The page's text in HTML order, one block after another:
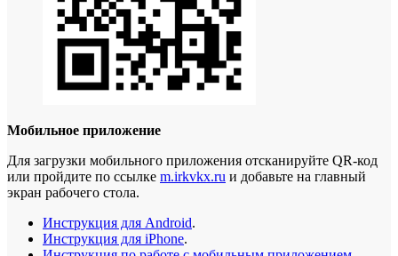
Мобильное приложение
Для загрузки мобильного приложения отсканируйте QR-код
или пройдите по ссылке m.irkvkx.ru и добавьте на главный
экран рабочего стола.
Инструкция для Android.
Инструкция для iPhone.